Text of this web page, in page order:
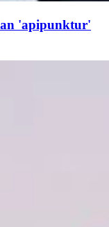
'apipunktur'